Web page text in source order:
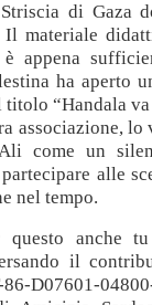
di Gaza
materiale
ha aperto
titolo “Handala
associazione, lo
come un
alle
nel tempo.
anche
il
D07601-